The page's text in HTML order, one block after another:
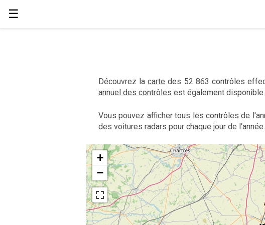
☰
Découvrez lacarte des 52 863 contrôles
annuel des contrôles est également
Vous pouvez afficher tous les contrôles de
des voitures radars pour chaque jour de l'année.
+
−